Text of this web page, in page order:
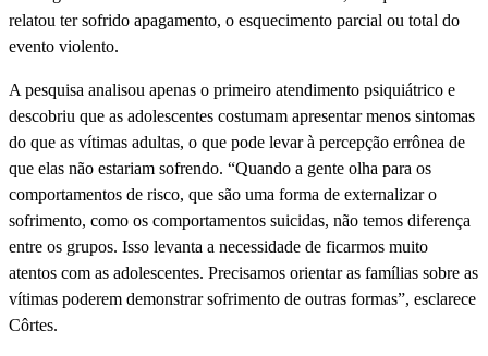
relatou ter sofrido apagamento, o esquecimento parcial ou total do
evento violento.
A pesquisa analisou apenas o primeiro atendimento psiquiátrico e
descobriu que as adolescentes costumam apresentar menos sintomas
do que as vítimas adultas, o que pode levar à percepção errônea de
que elas não estariam sofrendo. “Quando a gente olha para os
comportamentos de risco, que são uma forma de externalizar o
sofrimento, como os comportamentos suicidas, não temos diferença
entre os grupos. Isso levanta a necessidade de ficarmos muito
atentos com as adolescentes. Precisamos orientar as famílias sobre as
vítimas poderem demonstrar sofrimento de outras formas”, esclarece
Côrtes.